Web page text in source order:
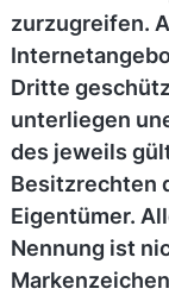
zurzugreifen.
Dritte
unterliegen
des jeweils
Besitzrechten
Eigentümer.
Nennung ist